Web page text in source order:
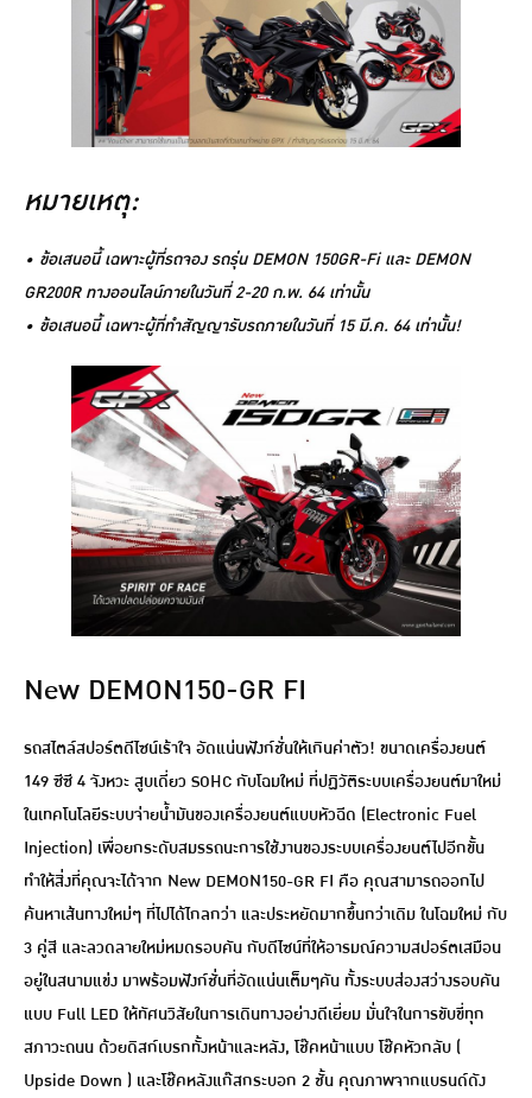
หมายเหตุ:
• ข้อเสนอนี้ เฉพาะผู้ที่รถจอง รถรุ่น DEMON 150GR-Fi และ DEMON
GR200R ทางออนไลน์ภายในวันที่ 2-20 ก.พ. 64 เท่านั้น
• ข้อเสนอนี้ เฉพาะผู้ที่ทำสัญญารับรถภายในวันที่ 15 มี.ค. 64 เท่านั้น!
New DEMON150-GR FI
รถสไตล์สปอร์ตดีไซน์เร้าใจ อัดแน่นฟังก์ชั่นให้เกินค่าตัว! ขนาดเครื่องยนต์
149 ซีซี 4 จังหวะ สูบเดี่ยว SOHC กับโฉมใหม่ ที่ปฏิวัติระบบเครื่องยนต์มาใหม่
ในเทคโนโลยีระบบจ่ายน้ำมันของเครื่องยนต์แบบหัวฉีด (Electronic Fuel
Injection) เพื่อยกระดับสมรรถนะการใช้งานของระบบเครื่องยนต์ไปอีกขั้น
ทำให้สิ่งที่คุณจะได้จาก New DEMON150-GR FI คือ คุณสามารถออกไป
ค้นหาเส้นทางใหม่ๆ ที่ไปได้ไกลกว่า และประหยัดมากขึ้นกว่าเดิม ในโฉมใหม่ กับ
3 คู่สี และลวดลายใหม่หมดรอบคัน กับดีไซน์ที่ให้อารมณ์ความสปอร์ตเสมือน
อยู่ในสนามแข่ง มาพร้อมฟังก์ชั่นที่อัดแน่นเต็มๆคัน ทั้งระบบส่องสว่างรอบคัน
แบบ Full LED ให้ทัศนวิสัยในการเดินทางอย่างดีเยี่ยม มั่นใจในการขับขี่ทุก
สภาวะถนน ด้วยดิสก์เบรกทั้งหน้าและหลัง, โช๊คหน้าแบบ โช๊คหัวกลับ (
Upside Down ) และโช๊คหลังแก๊สกระบอก 2 ชั้น คุณภาพจากแบรนด์ดัง